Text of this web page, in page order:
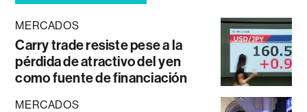
MERCADOS
Carry trade resiste pese a la
pérdida de atractivo del yen
como fuente de financiación
MERCADOS